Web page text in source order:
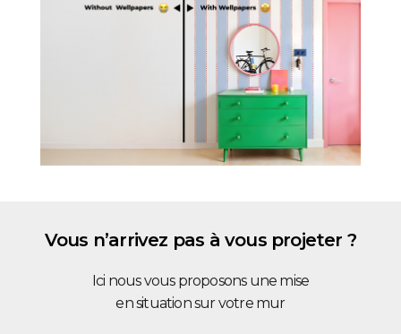
Vous n’arrivez pas à vous projeter ?
Ici nous vous proposons une mise
en situation sur votre mur